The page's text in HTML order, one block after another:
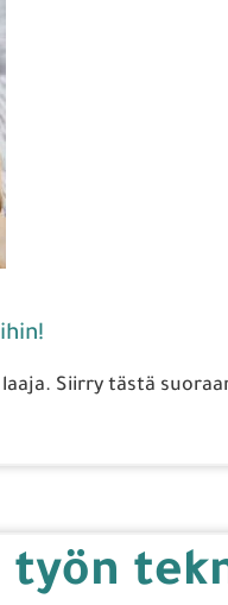
Siirry tästä
työn